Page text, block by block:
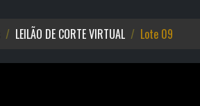
LEILÃO DE CORTE VIRTUAL Lote 09